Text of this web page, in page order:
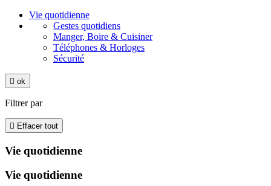
Vie quotidienne
Gestes quotidiens
Manger, Boire & Cuisiner
Téléphones & Horloges
Sécurité
 ok
Filtrer par
 Effacer tout
Vie quotidienne
Vie quotidienne